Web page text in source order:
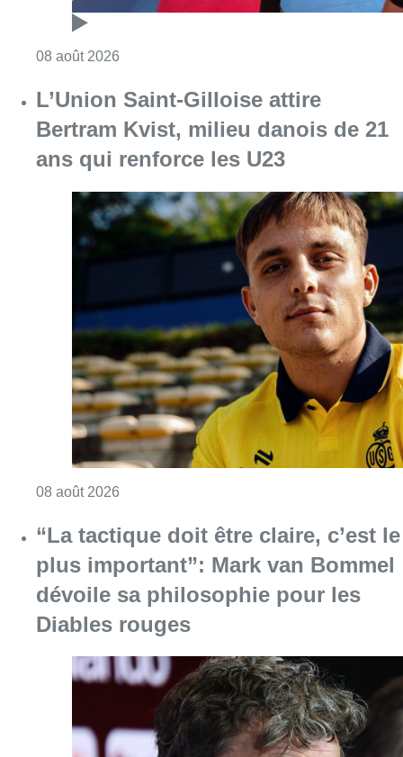
08 août 2026
L’Union Saint-Gilloise attire
Bertram Kvist, milieu danois de 21
ans qui renforce les U23
08 août 2026
“La tactique doit être claire, c’est le
plus important”: Mark van Bommel
dévoile sa philosophie pour les
Diables rouges